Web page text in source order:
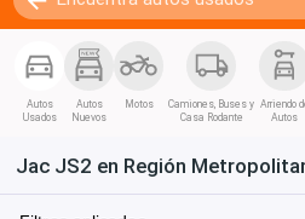
Autos
Usados
Autos
Nuevos
Motos
Camiones, Buses y
Casa Rodante
Arriendo
Autos
Jac JS2 en Región